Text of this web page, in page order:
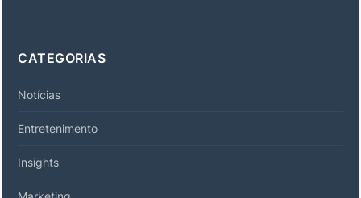
CATEGORIAS
Notícias
Entretenimento
Insights